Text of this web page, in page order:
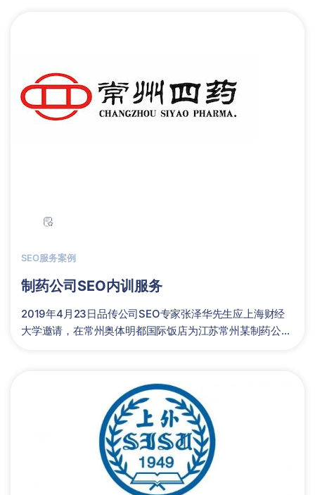
SEO服务案例
制药公司SEO内训服务
2019年4月23日品传公司SEO专家张泽华先生应上海财经
大学邀请，在常州奥体明都国际饭店为江苏常州某制药公司